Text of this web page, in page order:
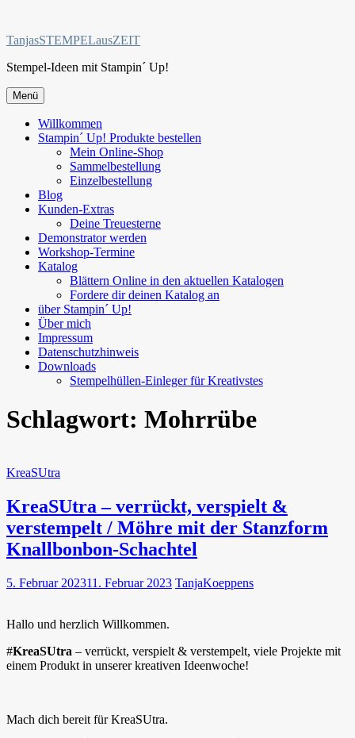
springen
TanjasSTEMPELausZEIT
Stempel-Ideen mit Stampin´ Up!
Menü
Willkommen
Stampin´ Up! Produkte bestellen
Mein Online-Shop
Sammelbestellung
Einzelbestellung
Blog
Kunden-Extras
Deine Treuesterne
Demonstrator werden
Workshop-Termine
Katalog
Blättern Online in den aktuellen Katalogen
Fordere dir deinen Katalog an
über Stampin´ Up!
Über mich
Impressum
Datenschutzhinweis
Downloads
Stempelhüllen-Einleger für Kreativstes
Schlagwort: Mohrrübe
KreaSUtra
KreaSUtra – verrückt, verspielt &
verstempelt / Möhre mit der Stanzform
Knallbonbon-Schachtel
5. Februar 202311. Februar 2023 TanjaKoeppens
Hallo und herzlich Willkommen.
#KreaSUtra – verrückt, verspielt & verstempelt, viele Projekte mit
einem Produkt in unserer kreativen Ideenwoche!
Mach dich bereit für KreaSUtra.